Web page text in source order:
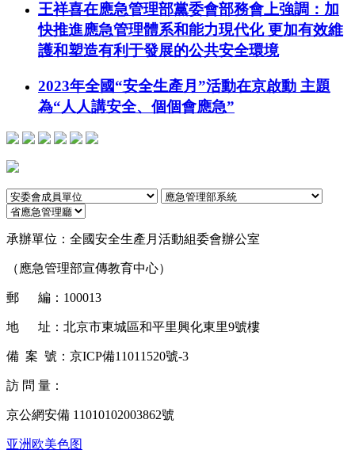
王祥喜在應急管理部黨委會部務會上強調：加
快推進應急管理體系和能力現代化 更加有效維
護和塑造有利于發展的公共安全環境
2023年全國“安全生產月”活動在京啟動 主題
為“人人講安全、個個會應急”
承辦單位： 全國安全生產月活動組委會辦公室
（應急管理部宣傳教育中心）
郵 編： 100013
地 址： 北京市東城區和平里興化東里9號樓
備 案 號： 京ICP備11011520號-3
訪 問 量：
京公網安備 11010102003862號
亚洲欧美色图